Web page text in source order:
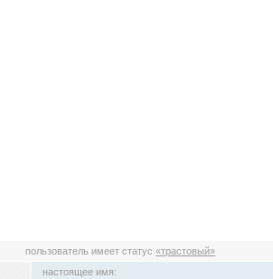
пользователь имеет статус«трастовый»
настоящее имя: